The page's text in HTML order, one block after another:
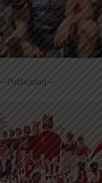
-- Publicidad --